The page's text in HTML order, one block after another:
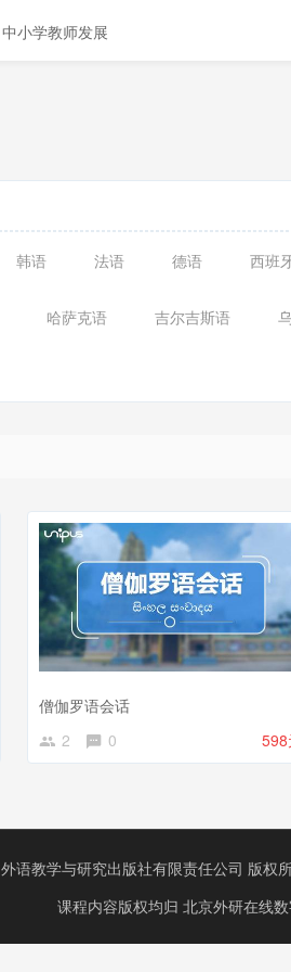
中小学教师发展
韩语 法语 德语 西班
哈萨克语 吉尔吉斯语
僧伽罗语会话
2
0
外语教学与研究出版社有限责任公司 版权
课程内容版权均归 北京外研在线